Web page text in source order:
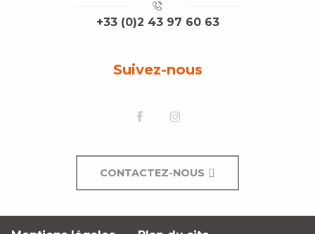
+33 (0)2 43 97 60 63
Suivez-nous
CONTACTEZ-NOUS